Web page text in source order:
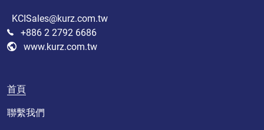
KCISales@kurz.com.tw
+886 2 2792 6686
www.kurz.com.tw
首頁
聯繫我們